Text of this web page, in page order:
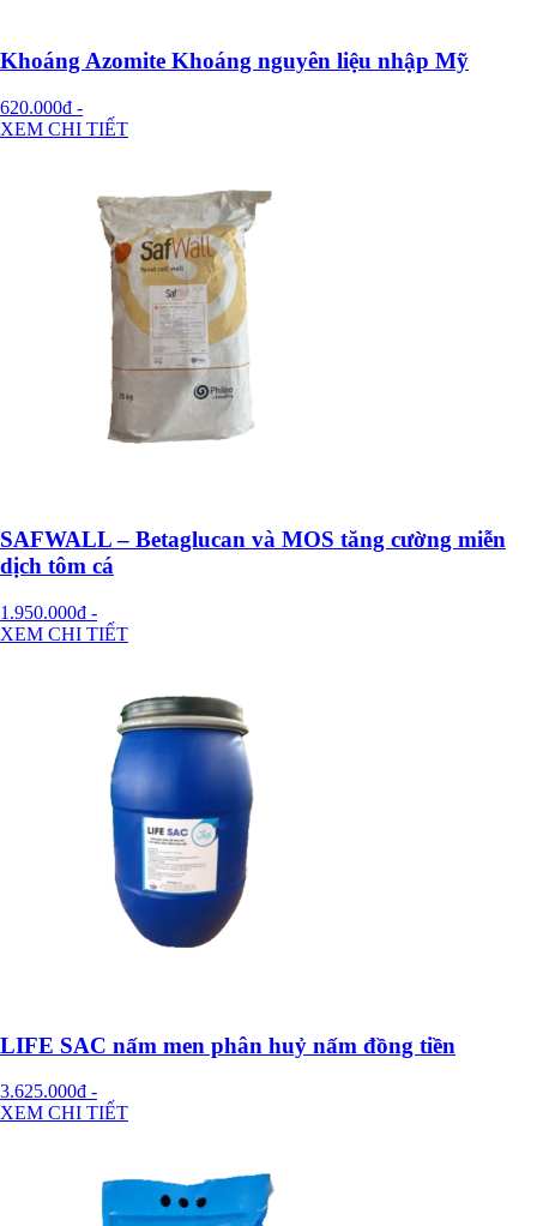
Khoáng Azomite Khoáng nguyên liệu nhập Mỹ
620.000đ -
XEM CHI TIẾT
SAFWALL – Betaglucan và MOS tăng cường miễn
dịch tôm cá
1.950.000đ -
XEM CHI TIẾT
LIFE SAC nấm men phân huỷ nấm đồng tiền
3.625.000đ -
XEM CHI TIẾT